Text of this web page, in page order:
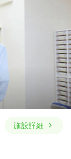
施設詳細